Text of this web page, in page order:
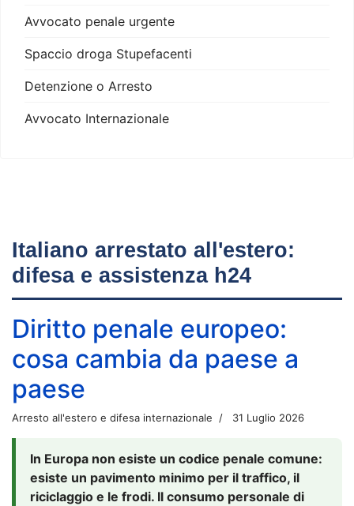
Avvocato penale urgente
Spaccio droga Stupefacenti
Detenzione o Arresto
Avvocato Internazionale
Italiano arrestato all'estero:
difesa e assistenza h24
Diritto penale europeo:
cosa cambia da paese a
paese
Arresto all'estero e difesa internazionale 31 Luglio 2026
In Europa non esiste un codice penale comune:
esiste un pavimento minimo per il traffico, il
riciclaggio e le frodi. Il consumo personale di